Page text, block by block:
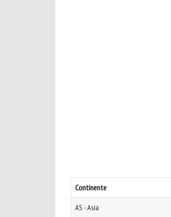
Continente
AS - Asia